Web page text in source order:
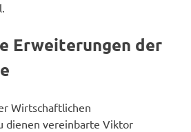
Erweiterungen der
Wirtschaftlichen
dienen vereinbarte Viktor